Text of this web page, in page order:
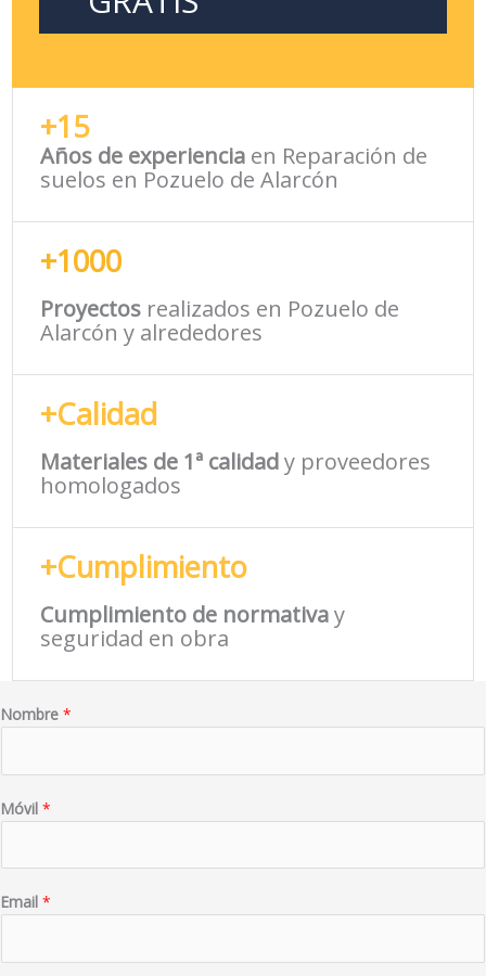
+15
Años de experiencia en Reparación de
suelos en Pozuelo de Alarcón
+1000
Proyectos realizados en Pozuelo de
Alarcón y alrededores
+Calidad
Materiales de 1ª calidady proveedores
homologados
+Cumplimiento
Cumplimiento de normativay
seguridad en obra
Nombre *
Móvil *
Email *